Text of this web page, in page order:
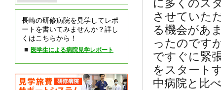
長崎の研修病院を見学してレポ
ートを書いてみませんか？詳し
くはこちらから！
■ 医学生による病院見学レポート
に多くのス
させていた
る機会があ
ったのです
ですぐに緊
をスタート
中病院と比